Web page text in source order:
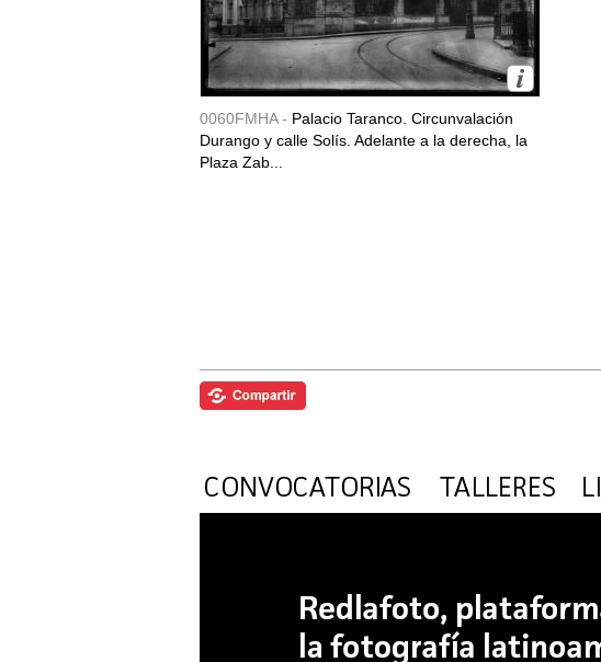
0060FMHA - Palacio Taranco. Circunvalación
Durango y calle Solís. Adelante a la derecha, la
Plaza Zab...